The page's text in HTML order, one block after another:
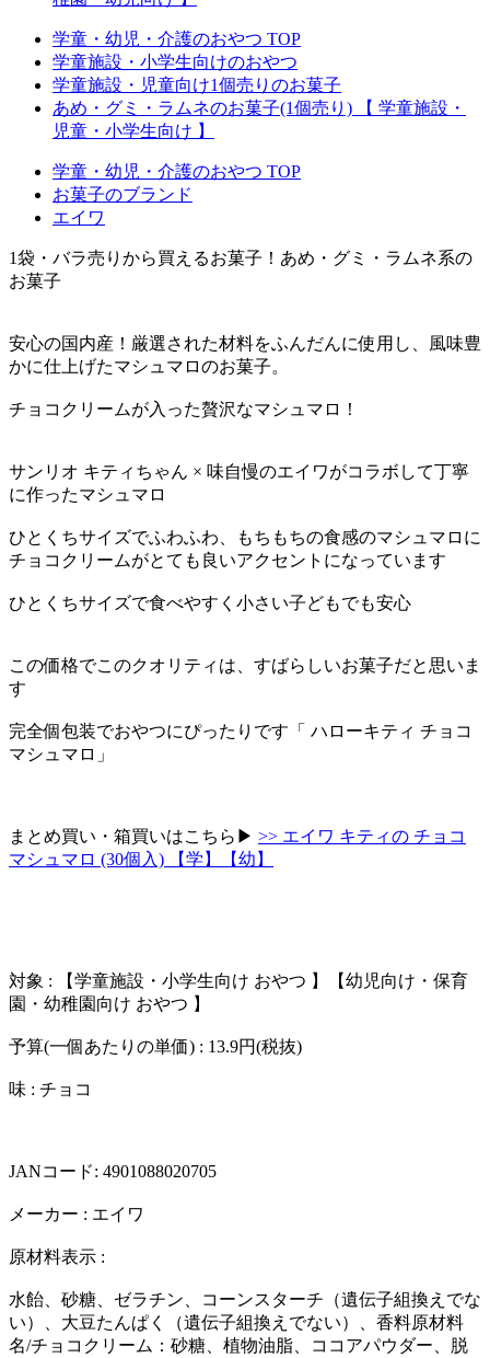
学童・幼児・介護のおやつ TOP
学童施設・小学生向けのおやつ
学童施設・児童向け1個売りのお菓子
あめ・グミ・ラムネのお菓子(1個売り) 【 学童施設・
児童・小学生向け 】
学童・幼児・介護のおやつ TOP
お菓子のブランド
エイワ
1袋・バラ売りから買えるお菓子！あめ・グミ・ラムネ系の
お菓子
安心の国内産！厳選された材料をふんだんに使用し、風味豊
かに仕上げたマシュマロのお菓子。
チョコクリームが入った贅沢なマシュマロ！
サンリオ キティちゃん × 味自慢のエイワがコラボして丁寧
に作ったマシュマロ
ひとくちサイズでふわふわ、もちもちの食感のマシュマロに
チョコクリームがとても良いアクセントになっています
ひとくちサイズで食べやすく小さい子どもでも安心
この価格でこのクオリティは、すばらしいお菓子だと思いま
す
完全個包装でおやつにぴったりです「 ハローキティ チョコ
マシュマロ」
まとめ買い・箱買いはこちら▶︎ >> エイワ キティの チョコ
マシュマロ (30個入) 【学】【幼】
対象 : 【学童施設・小学生向け おやつ 】【幼児向け・保育
園・幼稚園向け おやつ 】
予算(一個あたりの単価) : 13.9円(税抜)
味 : チョコ
JANコード: 4901088020705
メーカー : エイワ
原材料表示 :
水飴、砂糖、ゼラチン、コーンスターチ（遺伝子組換えでな
い）、大豆たんぱく（遺伝子組換えでない）、香料原材料
名/チョコクリーム：砂糖、植物油脂、ココアパウダー、脱